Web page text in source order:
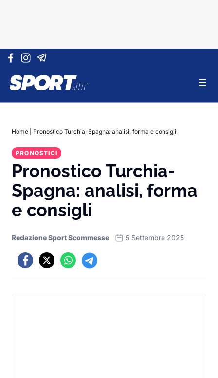
Vai al contenuto
Home Pronostico Turchia-Spagna: analisi, forma e consigli
PRONOSTICI
Pronostico Turchia-
Spagna: analisi, forma
e consigli
Redazione Sport Scommesse 5 Settembre 2025